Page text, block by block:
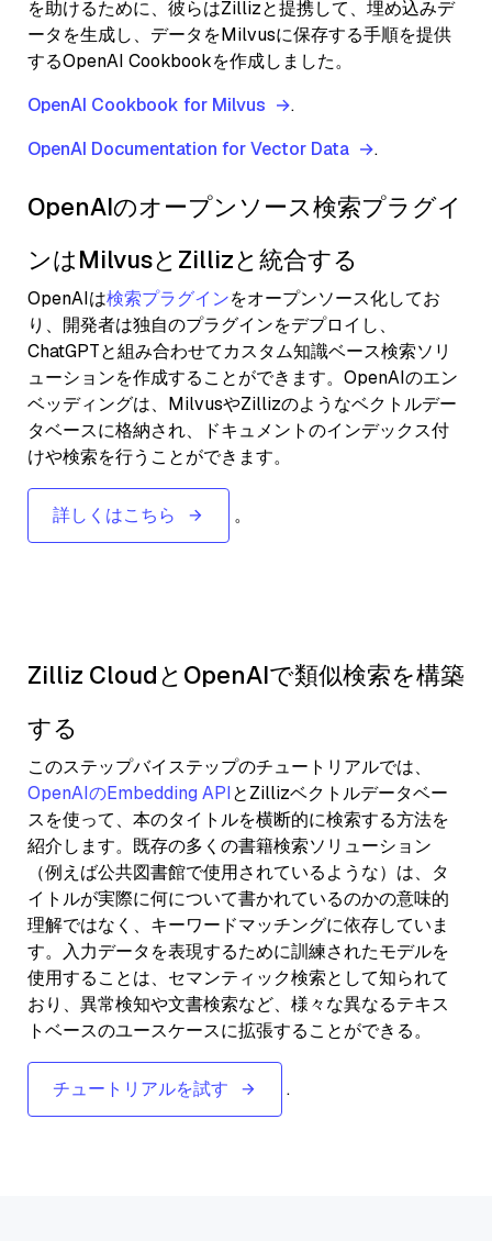
を助けるために、彼らはZillizと提携して、埋め込みデ
ータを生成し、データをMilvusに保存する手順を提供
するOpenAI Cookbookを作成しました。
OpenAI Cookbook for Milvus
.
OpenAI Documentation for Vector Data
.
OpenAIのオープンソース検索プラグイ
ンはMilvusとZillizと統合する
OpenAIは検索プラグインをオープンソース化してお
り、開発者は独自のプラグインをデプロイし、
ChatGPTと組み合わせてカスタム知識ベース検索ソリ
ューションを作成することができます。OpenAIのエン
ベッディングは、MilvusやZillizのようなベクトルデー
タベースに格納され、ドキュメントのインデックス付
けや検索を行うことができます。
詳しくはこちら 。
Zilliz CloudとOpenAIで類似検索を構築
する
このステップバイステップのチュートリアルでは、
OpenAIのEmbedding APIとZillizベクトルデータベー
スを使って、本のタイトルを横断的に検索する方法を
紹介します。既存の多くの書籍検索ソリューション
（例えば公共図書館で使用されているような）は、タ
イトルが実際に何について書かれているのかの意味的
理解ではなく、キーワードマッチングに依存していま
す。入力データを表現するために訓練されたモデルを
使用することは、セマンティック検索として知られて
おり、異常検知や文書検索など、様々な異なるテキス
トベースのユースケースに拡張することができる。
チュートリアルを試す .